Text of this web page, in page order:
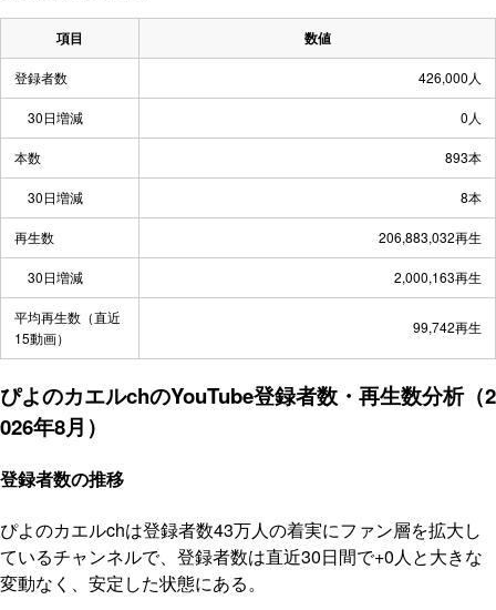
項目 数値
登録者数 426,000人
30日増減 0人
本数 893本
30日増減 8本
再生数 206,883,032再生
30日増減 2,000,163再生
平均再生数（直近
15動画）
99,742再生
ぴよのカエルchのYouTube登録者数・再生数分析（2
026年8月）
登録者数の推移
ぴよのカエルchは登録者数43万人の着実にファン層を拡大し
ているチャンネルで、登録者数は直近30日間で+0人と大きな
変動なく、安定した状態にある。